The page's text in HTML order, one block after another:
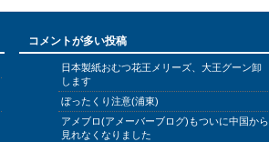
コメントが多い投稿
日本製紙おむつ花王メリーズ、大王グーン卸
します
ぼったくり注意(浦東)
アメブロ(アメーバーブログ)もついに中国から
見れなくなりました